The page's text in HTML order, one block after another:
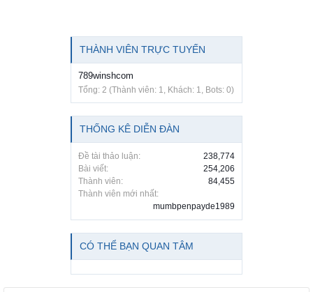
THÀNH VIÊN TRỰC TUYẾN
789winshcom
Tổng: 2 (Thành viên: 1, Khách: 1, Bots: 0)
THỐNG KÊ DIỄN ĐÀN
Đề tài thảo luận:
238,774
Bài viết:
254,206
Thành viên:
84,455
Thành viên mới nhất:
mumbpenpayde1989
CÓ THỂ BẠN QUAN TÂM